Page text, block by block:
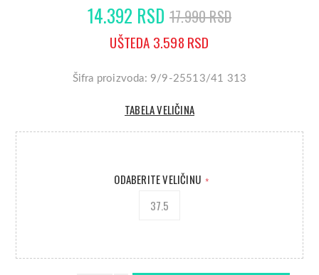
14.392 RSD 17.990 RSD
UŠTEDA 3.598 RSD
Šifra proizvoda: 9/9-25513/41 313
TABELA VELIČINA
ODABERITE VELIČINU *
37.5